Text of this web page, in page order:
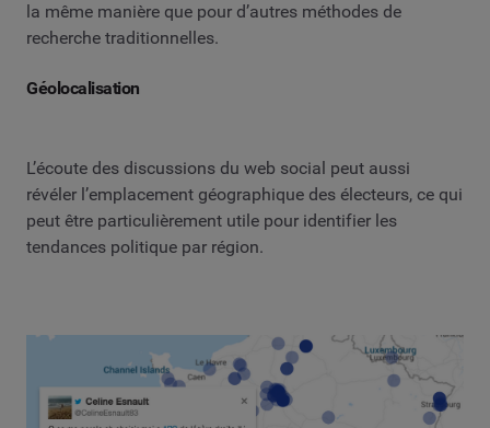
la même manière que pour d’autres méthodes de
recherche traditionnelles.
Géolocalisation
L’écoute des discussions du web social peut aussi
révéler l’emplacement géographique des électeurs, ce qui
peut être particulièrement utile pour identifier les
tendances politique par région.